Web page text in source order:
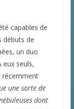
capables de
débuts de
un duo
eux seuls,
récemment
une sorte de
dont